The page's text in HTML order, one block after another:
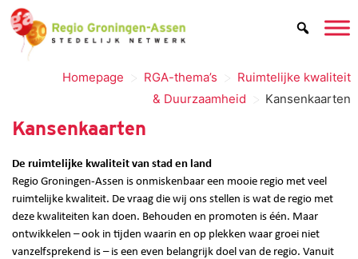
Homepage > RGA-thema’s > Ruimtelijke kwaliteit
& Duurzaamheid > Kansenkaarten
Kansenkaarten
De ruimtelijke kwaliteit van stad en land
Regio Groningen-Assen is onmiskenbaar een mooie regio met veel
ruimtelijke kwaliteit. De vraag die wij ons stellen is wat de regio met
deze kwaliteiten kan doen. Behouden en promoten is één. Maar
ontwikkelen – ook in tijden waarin en op plekken waar groei niet
vanzelfsprekend is – is een even belangrijk doel van de regio. Vanuit